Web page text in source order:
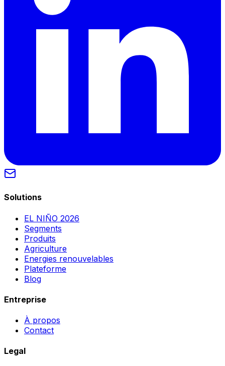
Solutions
EL NIÑO 2026
Segments
Produits
Agriculture
Energies renouvelables
Plateforme
Blog
Entreprise
À propos
Contact
Legal